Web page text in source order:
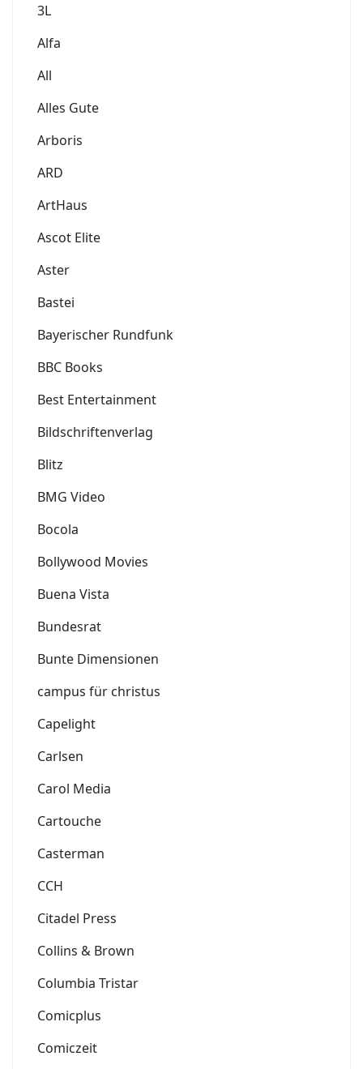
3L
Alfa
All
Alles Gute
Arboris
ARD
ArtHaus
Ascot Elite
Aster
Bastei
Bayerischer Rundfunk
BBC Books
Best Entertainment
Bildschriftenverlag
Blitz
BMG Video
Bocola
Bollywood Movies
Buena Vista
Bundesrat
Bunte Dimensionen
campus für christus
Capelight
Carlsen
Carol Media
Cartouche
Casterman
CCH
Citadel Press
Collins & Brown
Columbia Tristar
Comicplus
Comiczeit